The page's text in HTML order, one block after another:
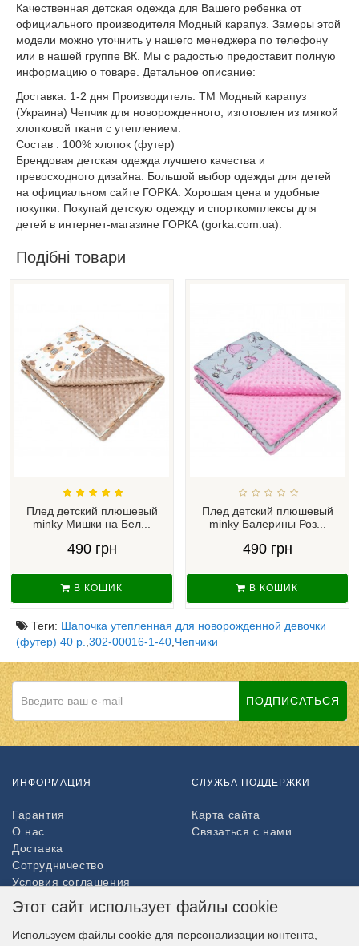
Качественная детская одежда для Вашего ребенка от
официального производителя Модный карапуз. Замеры этой
модели можно уточнить у нашего менеджера по телефону
или в нашей группе ВК. Мы с радостью предоставит полную
информацию о товаре. Детальное описание:
Доставка: 1-2 дня Производитель: ТМ Модный карапуз
(Украина) Чепчик для новорожденного, изготовлен из мягкой
хлопковой ткани с утеплением.
Состав : 100% хлопок (футер)
Брендовая детская одежда лучшего качества и
превосходного дизайна. Большой выбор одежды для детей
на официальном сайте ГОРКА. Хорошая цена и удобные
покупки. Покупай детскую одежду и спорткомплексы для
детей в интернет-магазине ГОРКА (gorka.com.ua).
Подібні товари
Плед детский плюшевый
minky Мишки на Бел...
490 грн
В КОШИК
Плед детский плюшевый
minky Балерины Роз...
490 грн
В КОШИК
Теги: Шапочка утепленная для новорожденной девочки
(футер) 40 р. 302-00016-1-40 Чепчики
ПОДПИСАТЬСЯ
ИНФОРМАЦИЯ
Гарантия
О нас
Доставка
Сотрудничество
Условия соглашения
Возврат товара
СЛУЖБА ПОДДЕРЖКИ
Карта сайта
Связаться с нами
Этот сайт использует файлы cookie
Используем файлы cookie для персонализации контента,